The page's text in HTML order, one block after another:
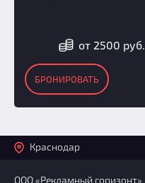
от 2500 руб.
БРОНИРОВАТЬ
Краснодар
ООО «Рекламный горизонт»